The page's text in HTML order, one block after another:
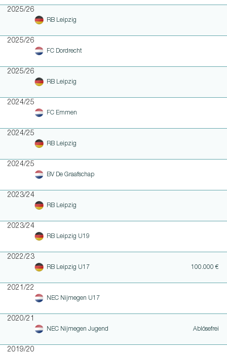
2025/26
RB Leipzig
2025/26
FC Dordrecht
2025/26
RB Leipzig
2024/25
FC Emmen
2024/25
RB Leipzig
2024/25
BV De Graafschap
2023/24
RB Leipzig
2023/24
RB Leipzig U19
2022/23
RB Leipzig U17 100.000 €
2021/22
NEC Nijmegen U17
2020/21
NEC Nijmegen Jugend Ablösefrei
2019/20